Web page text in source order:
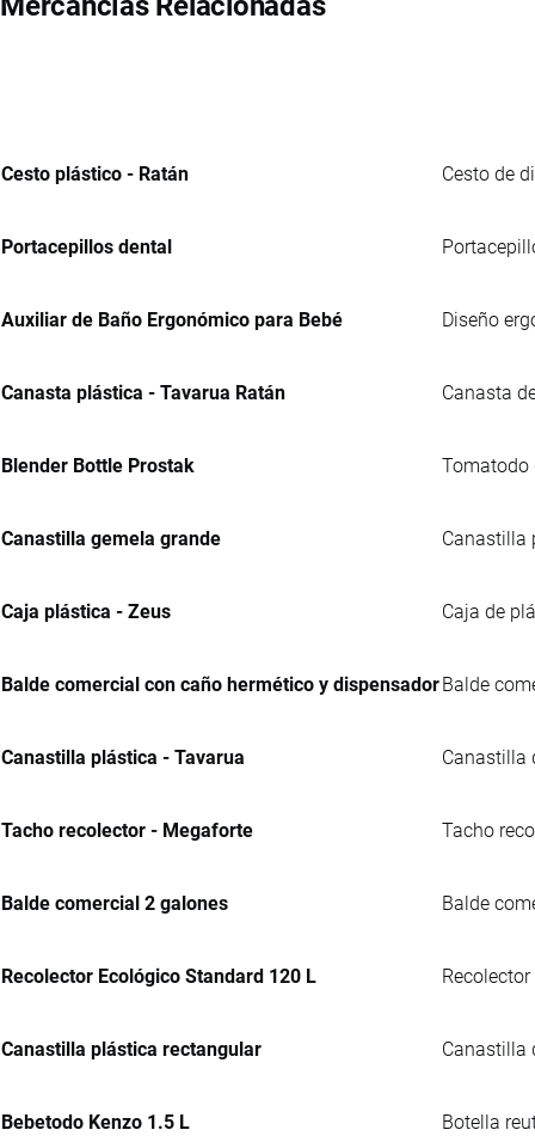
Cesto plástico - Ratán Cesto de
Portacepillos dental
Auxiliar de Baño Ergonómico para Bebé Diseño
Canasta plástica - Tavarua Ratán Canasta
Blender Bottle Prostak Tomatodo
Canastilla gemela grande Canastilla
Caja plástica - Zeus Caja de
Balde comercial con caño hermético y dispensador Balde
Canastilla plástica - Tavarua Canastilla
Tacho recolector - Megaforte Tacho
Balde comercial 2 galones Balde
Recolector Ecológico Standard 120 L
Canastilla plástica rectangular Canastilla
Bebetodo Kenzo 1.5 L Botella